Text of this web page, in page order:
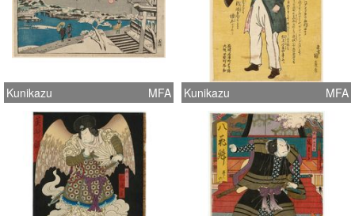
Kunikazu MFA Kunikazu MFA